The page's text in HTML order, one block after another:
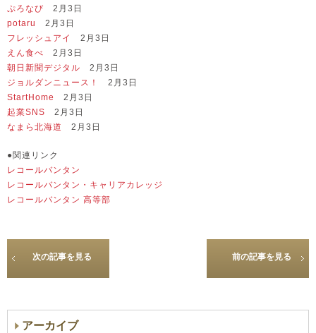
ぷろなび 2月3日
potaru
2月3日
フレッシュアイ
2月3日
えん食べ 2月3日
朝日新聞デジタル 2月3日
ジョルダンニュース！
2月3日
StartHome
2月3日
起業SNS 2月3日
なまら北海道
2月3日
●関連リンク
レコールバンタン
レコールバンタン・キャリアカレッジ
レコールバンタン 高等部
次の記事を見る 前の記事を見る
アーカイブ